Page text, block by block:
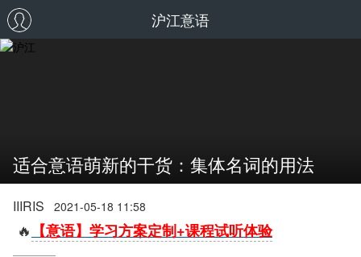
沪江意语
适合意语萌新的干货：集体名词的用法
IIIRIS 2021-05-18 11:58
🔥 【意语】学习方案定制+课程试听体验